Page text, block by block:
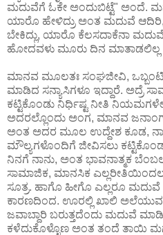
ಮದುವೆಗೆ ಓಕೇ ಅಂದುಬಿಟ್ಟೆ" ಅಂದೆ.
ಯಾರೊ ಹೇಳಿದ್ರು ಅಂತ ಮದುವೆ
ಬೇಕಿದ್ಲು, ಯಾರೊ ಕೆಲಸದಾಕೆನಾ ಮದುವೆ
ಹೋದವಳು ಮೂರು ದಿನ ಮಾತಾಡಲಿಲ್ಲ
ಮಾನವ ಮೂಲತಃ ಸಂಘಜೀವಿ,
ಮಾಡಿದ ಸನ್ಯಾಸಿಗಳೂ ಇದ್ದಾರೆ. ಅದ್ರೆ
ಕಟ್ಟಿಕೊಂಡು ನಿರ್ಧಿಷ್ಟ ನೀತಿ
ಅದರಲ್ಲೊಂದು ಅಂಗ, ಮಾನವ
ಅಂತ ಅದರ ಮೂಲ ಉದ್ದೇಶ ಕೂಡ,
ಮೌಲ್ಯಗಳೊಂದಿಗೆ ಜೀವಿಸಲು ಕಟ್ಟಿಕೊಂಡ
ನಿನಗೆ ನಾನು, ಅಂತ ಭಾವನಾತ್ಮಕ
ಸಾಮಾಜಿಕ, ಮಾನಸಿಕ
ಸೂತ್ರ. ಹಾಗೊ ಹೀಗೊ ಎಲ್ಲರೂ
ಕಾರಣದಿಂದ. ಊರಲ್ಲಿ ಖಾಲಿ
ಜವಾಬ್ದಾರಿ ಬರುತ್ತದೆಂದು ಮದುವೆ
ಕಳೆದುಕೊಳ್ಳೊಣ ಅಂತ ತಂದೆ ತಾಯಿ